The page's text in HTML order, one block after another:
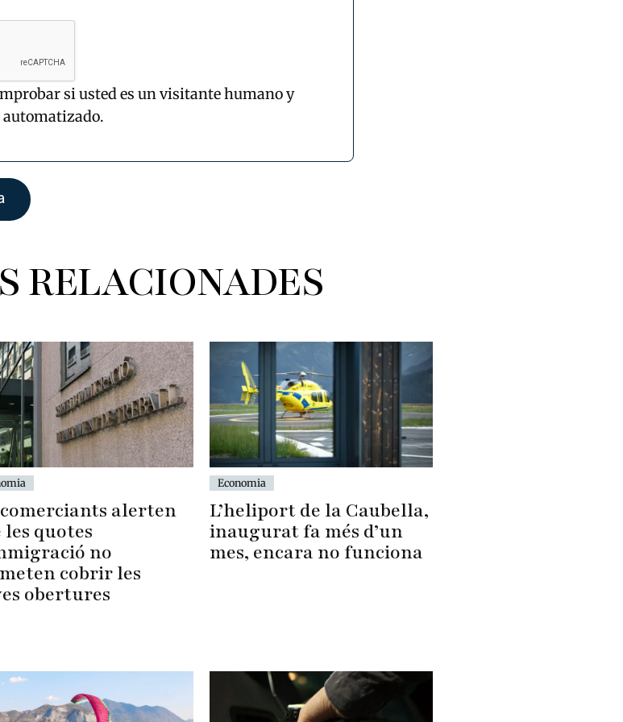
si usted es un visitante humano y
automatizado.
RELACIONADES
alerten
les quotes
no
cobrir les
obertures
Economia
L’heliport de la Caubella,
inaugurat fa més d’un
mes, encara no funciona